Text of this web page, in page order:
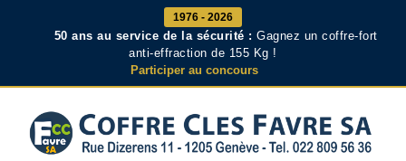
1976 - 2026
50 ans au service de la sécurité : Gagnez un coffre-fort
anti-effraction de 155 Kg !
Participer au concours